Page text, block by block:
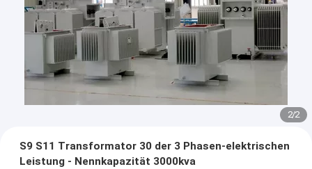
2/2
S9 S11 Transformator 30 der 3 Phasen-elektrischen
Leistung - Nennkapazität 3000kva